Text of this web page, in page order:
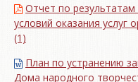
Отчет по результатам
условий оказания услуг
(1)
План по устранению
Дома народного